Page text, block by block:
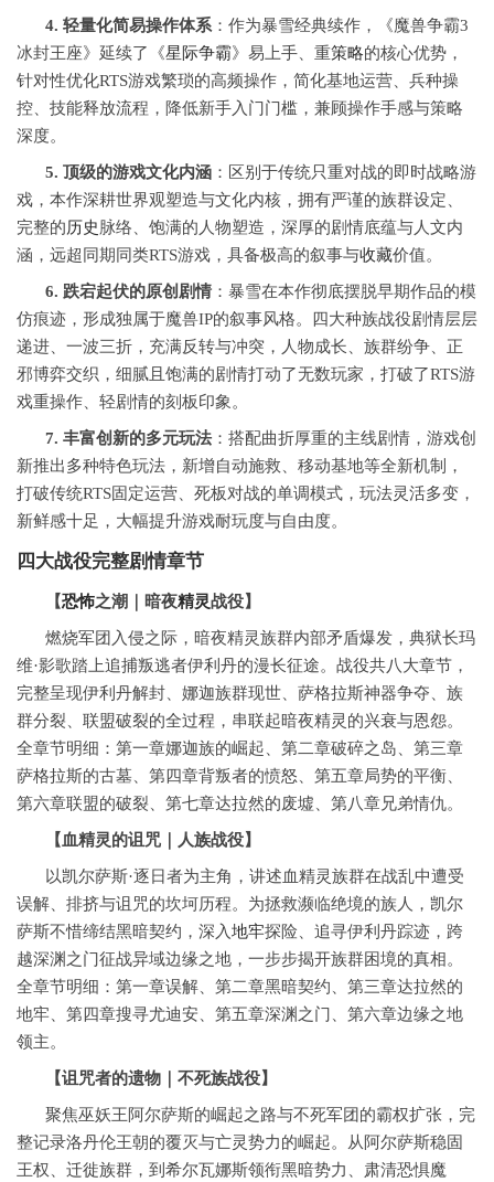
4. 轻量化简易操作体系：作为暴雪经典续作，《魔兽争霸3
冰封王座》延续了《星际争霸》易上手、重策略的核心优势，
针对性优化RTS游戏繁琐的高频操作，简化基地运营、兵种操
控、技能释放流程，降低新手入门门槛，兼顾操作手感与策略
深度。
5. 顶级的游戏文化内涵 ：区别于传统只重对战的即时战略游
戏，本作深耕世界观塑造与文化内核，拥有严谨的族群设定、
完整的历史脉络、饱满的人物塑造，深厚的剧情底蕴与人文内
涵，远超同期同类RTS游戏，具备极高的叙事与收藏价值。
6. 跌宕起伏的原创剧情 ：暴雪在本作彻底摆脱早期作品的模
仿痕迹，形成独属于魔兽IP的叙事风格。四大种族战役剧情层层
递进、一波三折，充满反转与冲突，人物成长、族群纷争、正
邪博弈交织，细腻且饱满的剧情打动了无数玩家，打破了RTS游
戏重操作、轻剧情的刻板印象。
7. 丰富创新的多元玩法：搭配曲折厚重的主线剧情，游戏创
新推出多种特色玩法，新增自动施救、移动基地等全新机制，
打破传统RTS固定运营、死板对战的单调模式，玩法灵活多变，
新鲜感十足，大幅提升游戏耐玩度与自由度。
四大战役完整剧情章节
【恐怖之潮｜暗夜精灵战役】
燃烧军团入侵之际，暗夜精灵族群内部矛盾爆发，典狱长玛
维·影歌踏上追捕叛逃者伊利丹的漫长征途。战役共八大章节，
完整呈现伊利丹解封、娜迦族群现世、萨格拉斯神器争夺、族
群分裂、联盟破裂的全过程，串联起暗夜精灵的兴衰与恩怨。
全章节明细：第一章娜迦族的崛起、第二章破碎之岛、第三章
萨格拉斯的古墓、第四章背叛者的愤怒、第五章局势的平衡、
第六章联盟的破裂、第七章达拉然的废墟、第八章兄弟情仇。
【血精灵的诅咒｜人族战役】
以凯尔萨斯·逐日者为主角，讲述血精灵族群在战乱中遭受
误解、排挤与诅咒的坎坷历程。为拯救濒临绝境的族人，凯尔
萨斯不惜缔结黑暗契约，深入地牢探险、追寻伊利丹踪迹，跨
越深渊之门征战异域边缘之地，一步步揭开族群困境的真相。
全章节明细：第一章误解、第二章黑暗契约、第三章达拉然的
地牢、第四章搜寻尤迪安、第五章深渊之门、第六章边缘之地
领主。
【诅咒者的遗物｜不死族战役】
聚焦巫妖王阿尔萨斯的崛起之路与不死军团的霸权扩张，完
整记录洛丹伦王朝的覆灭与亡灵势力的崛起。从阿尔萨斯稳固
王权、迁徙族群，到希尔瓦娜斯领衔黑暗势力、肃清恐惧魔